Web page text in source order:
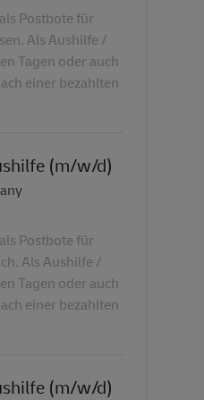
Postbote für
Als Aushilfe /
Tagen oder auch
einer bezahlten
(m/w/d)
Postbote für
Als Aushilfe /
Tagen oder auch
einer bezahlten
(m/w/d)